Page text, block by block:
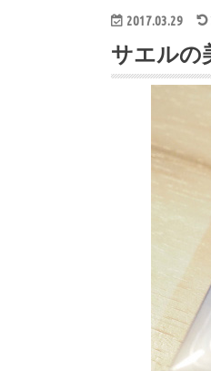
2017.03.29
サエルの